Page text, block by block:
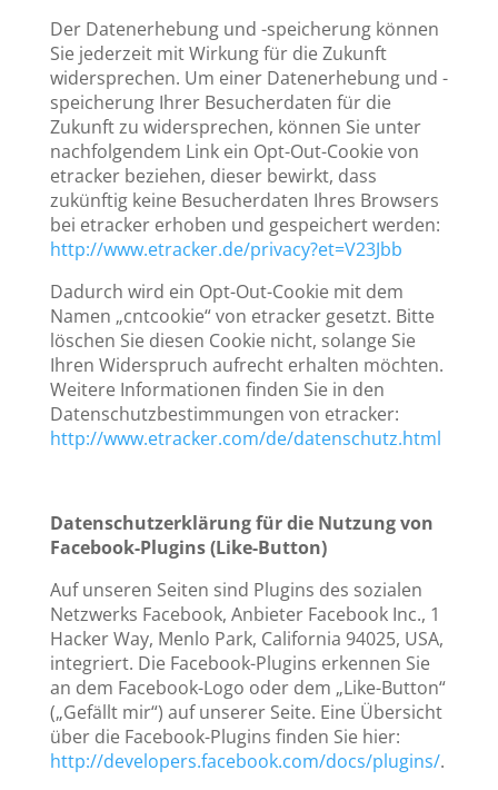
Der Datenerhebung und -speicherung können
Sie jederzeit mit Wirkung für die Zukunft
widersprechen. Um einer Datenerhebung und -
speicherung Ihrer Besucherdaten für die
Zukunft zu widersprechen, können Sie unter
nachfolgendem Link ein Opt-Out-Cookie von
etracker beziehen, dieser bewirkt, dass
zukünftig keine Besucherdaten Ihres Browsers
bei etracker erhoben und gespeichert werden:
http://www.etracker.de/privacy?et=V23Jbb
Dadurch wird ein Opt-Out-Cookie mit dem
Namen „cntcookie“ von etracker gesetzt. Bitte
löschen Sie diesen Cookie nicht, solange Sie
Ihren Widerspruch aufrecht erhalten möchten.
Weitere Informationen finden Sie in den
Datenschutzbestimmungen von etracker:
http://www.etracker.com/de/datenschutz.html
Datenschutzerklärung für die Nutzung von
Facebook-Plugins (Like-Button)
Auf unseren Seiten sind Plugins des sozialen
Netzwerks Facebook, Anbieter Facebook Inc., 1
Hacker Way, Menlo Park, California 94025, USA,
integriert. Die Facebook-Plugins erkennen Sie
an dem Facebook-Logo oder dem „Like-Button“
(„Gefällt mir“) auf unserer Seite. Eine Übersicht
über die Facebook-Plugins finden Sie hier:
http://developers.facebook.com/docs/plugins/.